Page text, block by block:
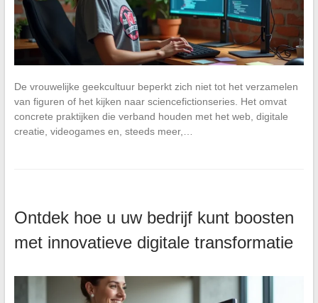
De vrouwelijke geekcultuur beperkt zich niet tot het verzamelen
van figuren of het kijken naar sciencefictionseries. Het omvat
concrete praktijken die verband houden met het web, digitale
creatie, videogames en, steeds meer,…
Ontdek hoe u uw bedrijf kunt boosten
met innovatieve digitale transformatie